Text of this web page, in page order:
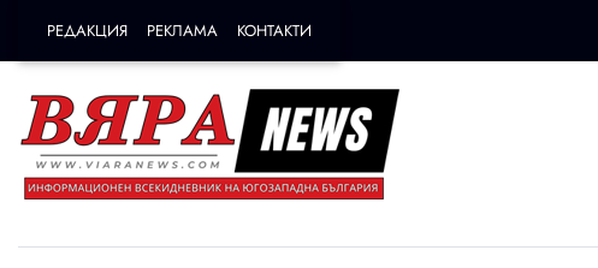
РЕДАКЦИЯ РЕКЛАМА КОНТАКТИ